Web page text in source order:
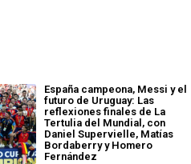
España campeona, Messi y el
futuro de Uruguay: Las
reflexiones finales de La
Tertulia del Mundial, con
Daniel Supervielle, Matías
Bordaberry y Homero
Fernández